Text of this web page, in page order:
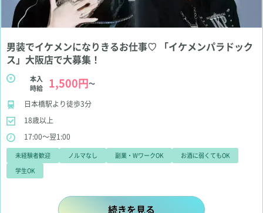
男装でイケメンになりきるお仕事♡ 「イケメンパラドック
ス」大阪店で大募集！
本入
時給
1,500円～
日本橋駅より徒歩3分
18歳以上
17:00～翌1:00
未経験者歓迎 ノルマなし 副業・WワークOK
お酒に弱くてもOK
学生OK
男装でイケメンになりきるお仕事♡
続きを見る